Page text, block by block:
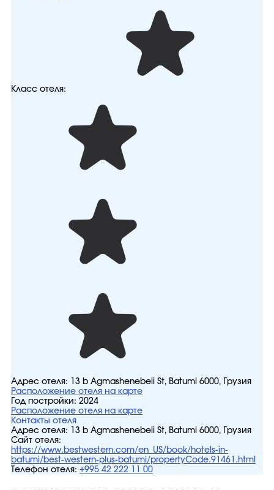
Класс отеля:
Адрес отеля:
13 b Agmashenebeli St, Batumi 6000, Грузия
Расположение отеля на карте
Год постройки: 2024
Расположение отеля на карте
Контакты отеля
Адрес отеля:
13 b Agmashenebeli St, Batumi 6000, Грузия
Сайт отеля:
https://www.bestwestern.com/en_US/book/hotels-in-
batumi/best-western-plus-batumi/propertyCode.91461.html
Телефон отеля: +995 42 222 11 00